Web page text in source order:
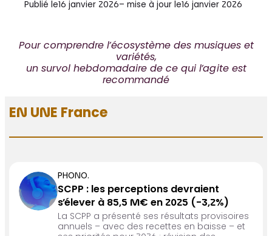
Publié le16 janvier 2026– mise à jour le16 janvier 2026
Pour comprendre l’écosystème des musiques et
variétés,
un survol hebdomadaire de ce qui l’agite est
recommandé
EN UNE France
PHONO.
SCPP : les perceptions devraient
s’élever à 85,5 M€ en 2025 (-3,2%)
La SCPP a présenté ses résultats provisoires
annuels – avec des recettes en baisse – et